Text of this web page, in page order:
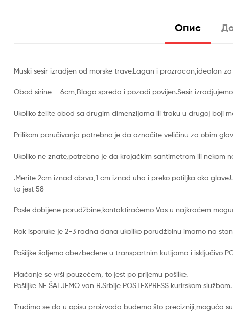
Опис
Muski sesir izradjen od morske trave.Lagan i prozracan,idealan
Obod sirine – 6cm,Blago spreda i pozadi povijen.Sesir
Ukoliko želite obod sa drugim dimenzijama ili traku u drugoj boji
Prilikom poručivanja potrebno je da označite veličinu za obim
Ukoliko ne znate,potrebno je da krojačkim santimetrom ili
.Merite 2cm iznad obrva,1 cm iznad uha i preko potiljka oko
to jest 58
Posle dobijene porudžbine,kontaktiraćemo Vas u najkraćem
Rok isporuke je 2-3 radna dana ukoliko porudžbinu imamo na
Pošiljke šaljemo obezbeđene u transportnim kutijama i isključivo
Plaćanje se vrši pouzećem, to jest po prijemu pošilke.
Pošiljke NE ŠALJEMO van R.Srbije POSTEXPRESS kurirskom službom.
Trudimo se da u opisu proizvoda budemo što precizniji,moguća